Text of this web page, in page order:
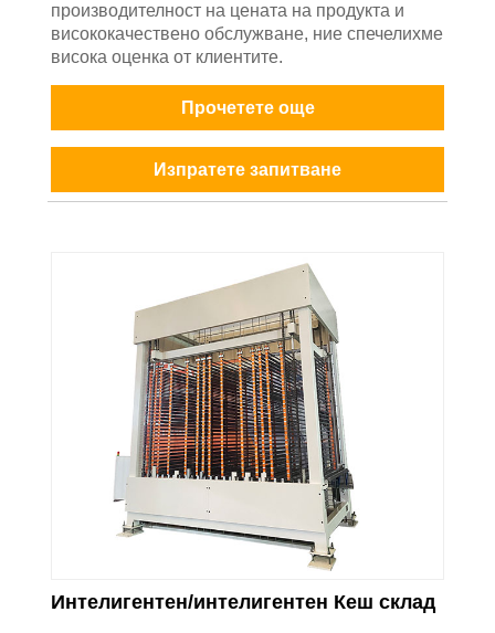
производителност на цената на продукта и
висококачествено обслужване, ние спечелихме
висока оценка от клиентите.
Прочетете още
Изпратете запитване
Интелигентен/интелигентен Кеш склад